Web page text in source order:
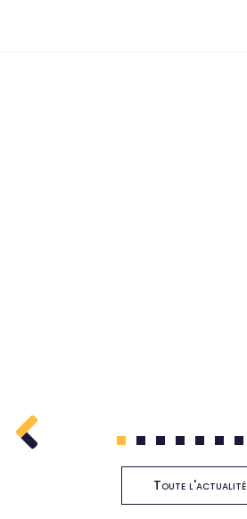
1 2 3 4 5 6 7
Toute l'actualité